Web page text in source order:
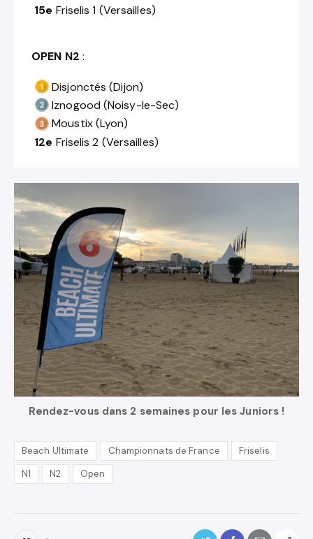
15e Friselis 1 (Versailles)
OPEN N2 :
Disjonctés (Dijon)
Iznogood (Noisy-le-Sec)
Moustix (Lyon)
12e Friselis 2 (Versailles)
Rendez-vous dans 2 semaines pour les Juniors !
Beach Ultimate Championnats de France
Friselis
N1
N2 Open